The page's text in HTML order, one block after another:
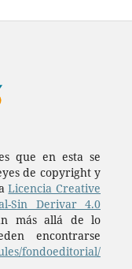
que en esta se
de copyright y
Licencia Creative
Sin Derivar 4.0
más allá de lo
encontrarse
fondoeditorial/